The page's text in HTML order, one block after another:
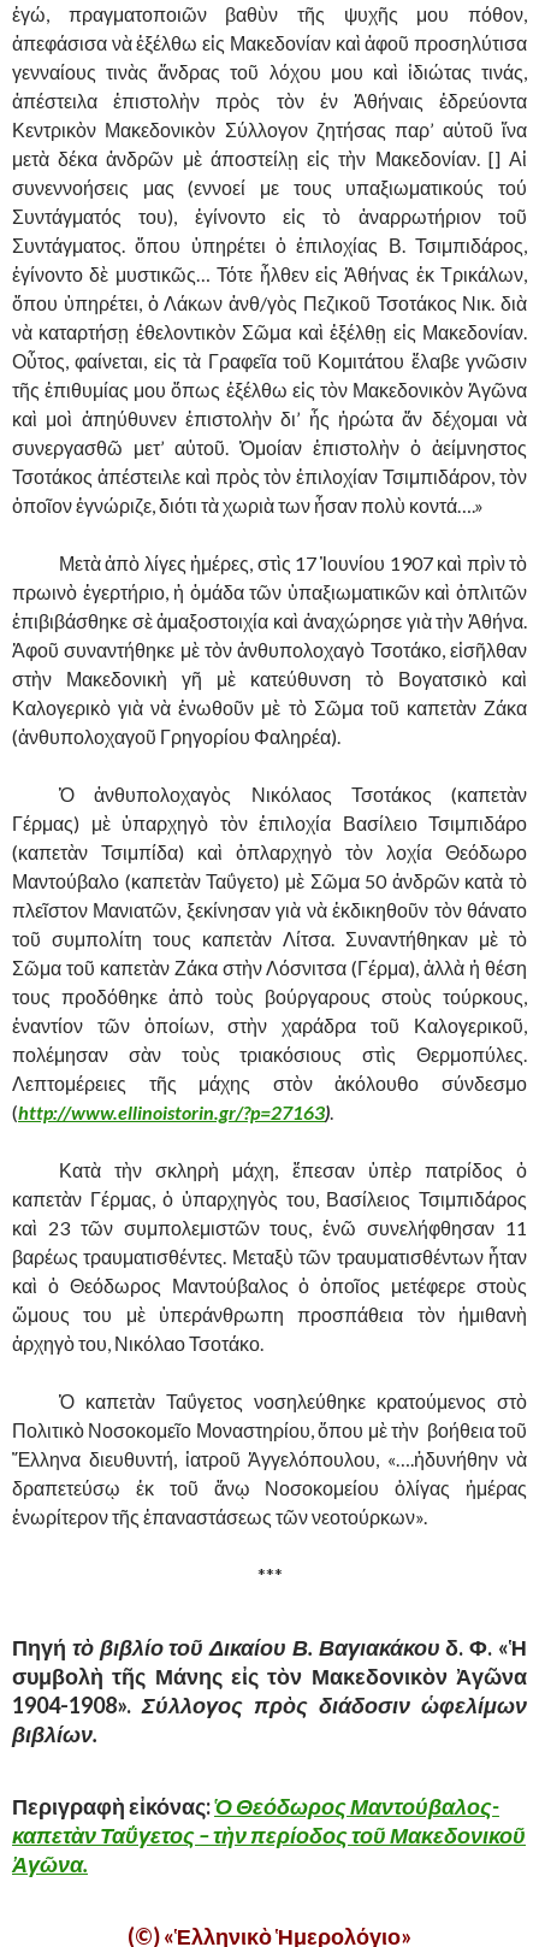
ἐγώ, πραγματοποιῶν βαθὺν τῆς ψυχῆς μου πόθον,
ἀπεφάσισα νὰ ἐξέλθω εἰς Μακεδονίαν καὶ ἀφοῦ προσηλύτισα
γενναίους τινὰς ἄνδρας τοῦ λόχου μου καὶ ἰδιώτας τινάς,
ἀπέστειλα ἐπιστολὴν πρὸς τὸν ἐν Ἀθήναις ἑδρεύοντα
Κεντρικὸν Μακεδονικὸν Σύλλογον ζητήσας παρ’ αὐτοῦ ἵνα
μετὰ δέκα ἀνδρῶν μὲ άποστείλῃ εἰς τὴν Μακεδονίαν. [] Αἱ
συνεννοήσεις μας (εννοεί με τους υπαξιωματικούς τού
Συντάγματός του), ἐγίνοντο εἰς τὸ ἀναρρωτήριον τοῦ
Συντάγματος. ὅπου ὑπηρέτει ὁ ἐπιλοχίας Β. Τσιμπιδάρος,
ἐγίνοντο δὲ μυστικῶς… Τότε ἦλθεν εἰς Ἀθήνας ἐκ Τρικάλων,
ὅπου ὑπηρέτει, ὁ Λάκων ἀνθ/γὸς Πεζικοῦ Τσοτάκος Νικ. διὰ
νὰ καταρτήσῃ ἐθελοντικὸν Σῶμα καὶ ἐξέλθῃ εἰς Μακεδονίαν.
Οὖτος, φαίνεται, εἰς τὰ Γραφεῖα τοῦ Κομιτάτου ἔλαβε γνῶσιν
τῆς ἐπιθυμίας μου ὅπως ἐξέλθω εἰς τὸν Μακεδονικὸν Ἀγῶνα
καὶ μοὶ ἀπηύθυνεν ἐπιστολὴν δι’ ἧς ἠρώτα ἄν δέχομαι νὰ
συνεργασθῶ μετ’ αὐτοῦ. Ὁμοίαν ἐπιστολὴν ὁ ἀείμνηστος
Τσοτάκος ἀπέστειλε καὶ πρὸς τὸν ἐπιλοχίαν Τσιμπιδάρον, τὸν
ὁποῖον ἐγνώριζε, διότι τὰ χωριὰ των ἦσαν πολὺ κοντά….»
Μετὰ ἀπὸ λίγες ἡμέρες, στὶς 17 Ἰουνίου 1907 καὶ πρὶν τὸ
πρωινὸ ἐγερτήριο, ἡ ὀμάδα τῶν ὑπαξιωματικῶν καὶ ὁπλιτῶν
ἐπιβιβάσθηκε σὲ ἀμαξοστοιχία καὶ ἀναχώρησε γιὰ τὴν Ἀθήνα.
Ἀφοῦ συναντήθηκε μὲ τὸν ἀνθυπολοχαγὸ Τσοτάκο, εἰσῆλθαν
στὴν Μακεδονικὴ γῆ μὲ κατεύθυνση τὸ Βογατσικὸ καὶ
Καλογερικὸ γιὰ νὰ ἑνωθοῦν μὲ τὸ Σῶμα τοῦ καπετὰν Ζάκα
(ἀνθυπολοχαγοῦ Γρηγορίου Φαληρέα).
Ὁ ἀνθυπολοχαγὸς Νικόλαος Τσοτάκος (καπετὰν
Γέρμας) μὲ ὑπαρχηγὸ τὸν ἐπιλοχία Βασίλειο Τσιμπιδάρο
(καπετὰν Τσιμπίδα) καὶ ὁπλαρχηγὸ τὸν λοχία Θεόδωρο
Μαντούβαλο (καπετὰν Ταΰγετο) μὲ Σῶμα 50 ἀνδρῶν κατὰ τὸ
πλεῖστον Μανιατῶν, ξεκίνησαν γιὰ νὰ ἐκδικηθοῦν τὸν θάνατο
τοῦ συμπολίτη τους καπετὰν Λίτσα. Συναντήθηκαν μὲ τὸ
Σῶμα τοῦ καπετὰν Ζάκα στὴν Λόσνιτσα (Γέρμα), ἀλλὰ ἡ θέση
τους προδόθηκε ἀπὸ τοὺς βούργαρους στοὺς τούρκους,
ἐναντίον τῶν ὁποίων, στὴν χαράδρα τοῦ Καλογερικοῦ,
πολέμησαν σὰν τοὺς τριακόσιους στὶς Θερμοπύλες.
Λεπτομέρειες τῆς μάχης στὸν ἀκόλουθο σύνδεσμο
(http://www.ellinoistorin.gr/?p=27163)
Κατὰ τὴν σκληρὴ μάχη, ἔπεσαν ὑπὲρ πατρίδος ὁ
καπετὰν Γέρμας, ὁ ὑπαρχηγὸς του, Βασίλειος Τσιμπιδάρος
καὶ 23 τῶν συμπολεμιστῶν τους, ἐνῶ συνελήφθησαν 11
βαρέως τραυματισθέντες. Μεταξὺ τῶν τραυματισθέντων ἦταν
καὶ ὁ Θεόδωρος Μαντούβαλος ὁ ὁποῖος μετέφερε στοὺς
ὥμους του μὲ ὑπεράνθρωπη προσπάθεια τὸν ἠμιθανὴ
ἀρχηγὸ του, Νικόλαο Τσοτάκο.
Ὁ καπετὰν Ταΰγετος νοσηλεύθηκε κρατούμενος στὸ
Πολιτικὸ Νοσοκομεῖο Μοναστηρίου, ὅπου μὲ τὴν βοήθεια τοῦ
Ἕλληνα διευθυντή, ἰατροῦ Ἀγγελόπουλου, «….ἠδυνήθην νὰ
δραπετεύσῳ ἐκ τοῦ ἄνῳ Νοσοκομείου ὀλίγας ἡμέρας
ἐνωρίτερον τῆς ἐπαναστάσεως τῶν νεοτούρκων».
***
Πηγή τὸ βιβλίο τοῦ Δικαίου Β. Βαγιακάκου δ. Φ. «Ἡ
συμβολὴ τῆς Μάνης εἰς τὸν Μακεδονικὸν Ἀγῶνα
1904-1908».Σύλλογος πρὸς διάδοσιν ὡφελίμων
βιβλίων.
Περιγραφὴ εἰκόνας:Ὁ Θεόδωρος Μαντούβαλος-
καπετὰν Ταΰγετος – τὴν περίοδος τοῦ Μακεδονικοῦ
Ἀγῶνα.
(©) «Ἑλληνικὸ Ἡμερολόγιο»